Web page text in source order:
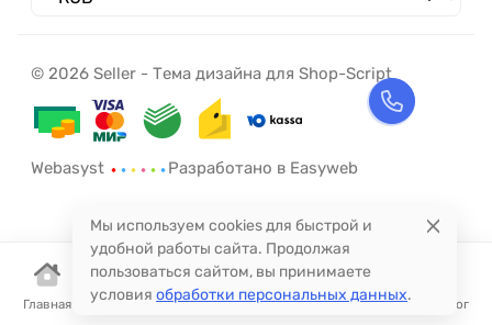
Главная Корзина Избранное Сравнение Поиск Каталог
© 2026 Seller - Тема дизайна для Shop-Script
Webasyst Разработано в Easyweb
Мы используем cookies для быстрой и
удобной работы сайта. Продолжая
пользоваться сайтом, вы принимаете
условия обработки персональных данных.